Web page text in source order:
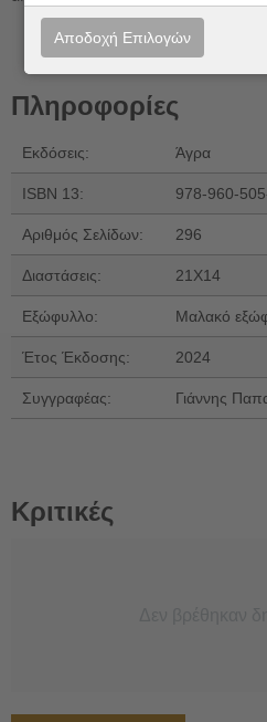
Πληροφορίες
Εκδόσεις: Άγρα
ISBN 13: 978-960-
Αριθμός Σελίδων: 296
Διαστάσεις: 21Χ14
Εξώφυλλο: Μαλακό
Έτος Έκδοσης: 2024
Συγγραφέας: Γιάννης
Κριτικές
Αποδοχή Επιλογών